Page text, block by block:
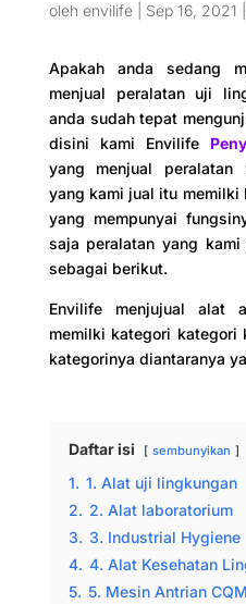
oleh envilife| Sep 16, 2021
Apakah anda sedang
menjual peralatan uji
anda sudah tepat
disini kami Envilife
yang menjual peralatan
yang kami jual itu memilki
yang mempunyai
saja peralatan yang
sebagai berikut.
Envilife menjujual alat
memilki kategori kategori
kategorinya diantaranya
Daftar isi sembunyikan
1. 1. Alat uji lingkungan
2. 2. Alat laboratorium
3. 3. Industrial Hygiene
4. 4. Alat Kesehatan
5. 5. Mesin Antrian